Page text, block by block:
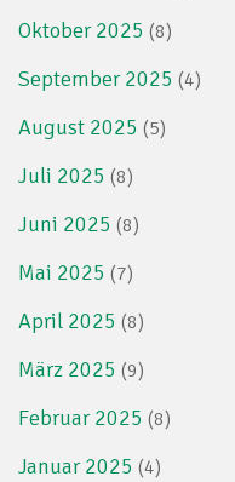
Oktober 2025 (8)
September 2025 (4)
August 2025 (5)
Juli 2025 (8)
Juni 2025 (8)
Mai 2025 (7)
April 2025 (8)
März 2025 (9)
Februar 2025 (8)
Januar 2025 (4)